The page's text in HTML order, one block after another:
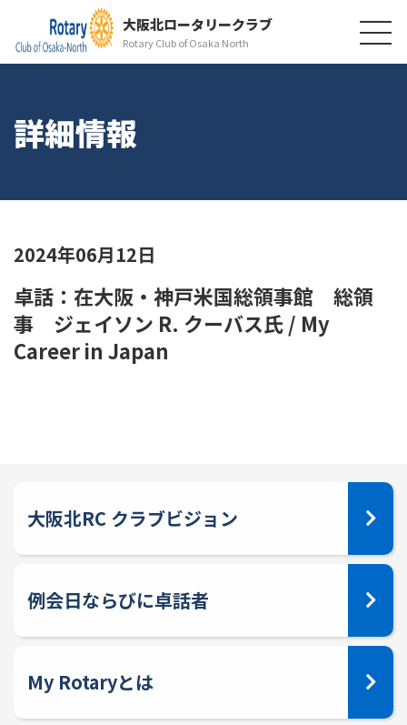
大阪北ロータリークラブ
Rotary Club of Osaka North
詳細情報
2024年06月12日
卓話：在大阪・神戸米国総領事館 総領
事 ジェイソン R. クーバス氏 / My
Career in Japan
大阪北RC クラブビジョン
例会日ならびに卓話者
My Rotaryとは